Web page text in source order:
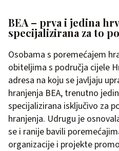
BEA – prva i jedina
specijalizirana za to
Osobama s poremećajem
obiteljima s područja cijele
adresa na koju se javljaju
hranjenja BEA, trenutno
specijalizirana isključivo za
hranjenja. Udrugu je
se i ranije bavili
organizacije i projekte